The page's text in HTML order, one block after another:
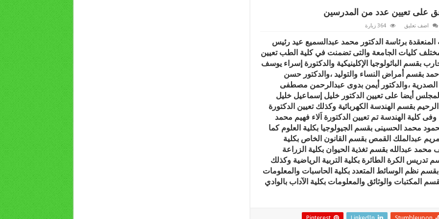
على تعيين عدد من المدرسين
اضف تعليق 364 زيارة
برئاسة الدكتور محمد عبدالسميع عيد رئيس
كليات الجامعة والتى تضمنت في كلية الطب تعيين
بقسم الباثولوجيا الإكلينيكية والدكتورة إسراء يوسف
بقسم أمراض النساء والتوليد ،والدكتور حسن
،والدكتور أيمن بدوى عبدالرحمن مصطفى
أيضا على تعيين الدكتور خليل إسماعيل خليل
بقسم الهندسة الكهربائية وكذلك تعيين الدكتورة
كلية الهندسة تم تعيين الدكتورة اَلاء فهيم محمد
محمد الحسينى بقسم الجيولوجيا بكلية العلوم كما
عبدالملك القمص بقسم القانون الخاص بكلية
عبدالله بقسم تغذية الحيوان بكلية الزراعة
تدريس الكرة الطائرة بكلية التربية الرياضية وكذلك
نظم الوسائط المتعدد بكلية الحاسبات والمعلومات
المكتبات والوثائق والمعلومات بكلية الآداب بالوادي